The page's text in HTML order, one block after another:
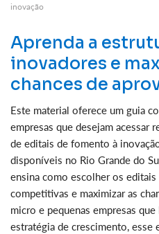
inovação
Aprenda a
inovadores e
chances de
Este material oferece um guia
empresas que desejam acessar
de editais de fomento à
disponíveis no Rio Grande do
ensina como escolher os
competitivas e maximizar as
micro e pequenas empresas
estratégia de crescimento, esse